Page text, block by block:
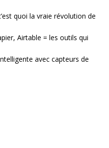
quoi la vraie révolution de
Airtable = les outils qui
avec capteurs de